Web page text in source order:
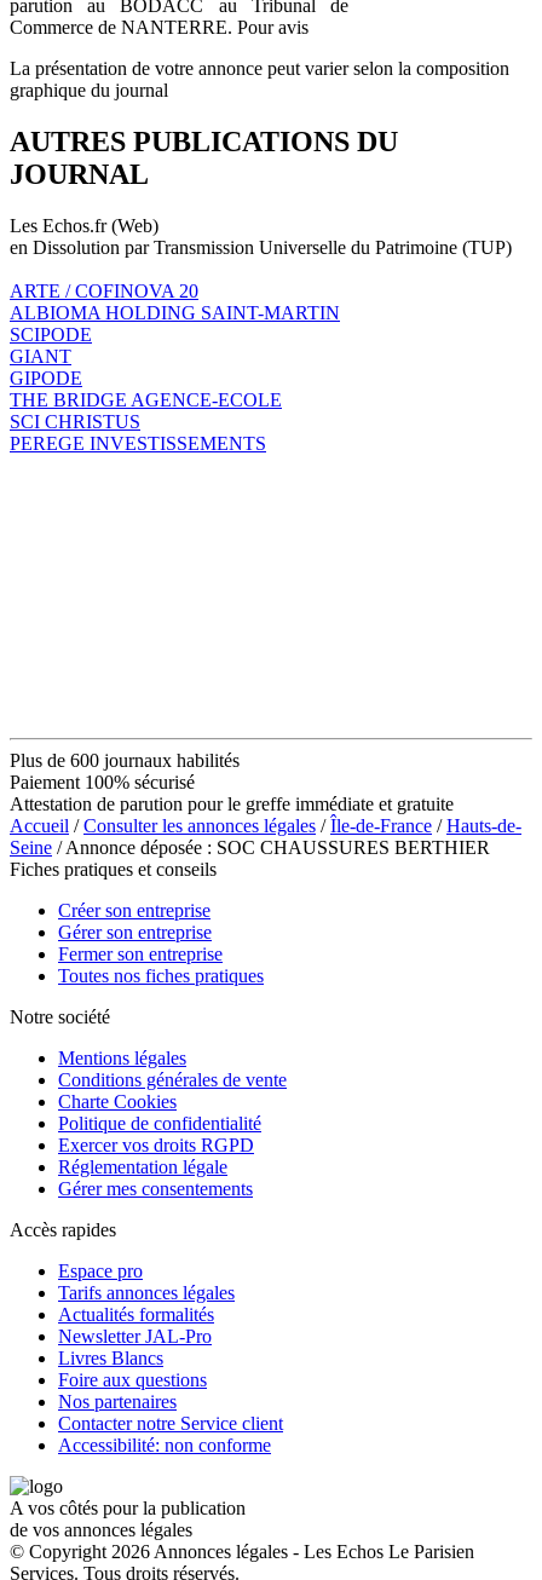
parution au BODACC au Tribunal de
Commerce de NANTERRE. Pour avis
La présentation de votre annonce peut varier selon la composition
graphique du journal
AUTRES PUBLICATIONS DU
JOURNAL
Les Echos.fr (Web)
en Dissolution par Transmission Universelle du Patrimoine (TUP)
ARTE / COFINOVA 20
ALBIOMA HOLDING SAINT-MARTIN
SCIPODE
GIANT
GIPODE
THE BRIDGE AGENCE-ECOLE
SCI CHRISTUS
PEREGE INVESTISSEMENTS
Plus de 600 journaux habilités
Paiement 100% sécurisé
Attestation de parution pour le greffe immédiate et gratuite
Accueil /Consulter les annonces légales /Île-de-France /Hauts-de-
Seine / Annonce déposée : SOC CHAUSSURES BERTHIER
Fiches pratiques et conseils
Créer son entreprise
Gérer son entreprise
Fermer son entreprise
Toutes nos fiches pratiques
Notre société
Mentions légales
Conditions générales de vente
Charte Cookies
Politique de confidentialité
Exercer vos droits RGPD
Réglementation légale
Gérer mes consentements
Accès rapides
Espace pro
Tarifs annonces légales
Actualités formalités
Newsletter JAL-Pro
Livres Blancs
Foire aux questions
Nos partenaires
Contacter notre Service client
Accessibilité: non conforme
A vos côtés pour la publication
de vos annonces légales
© Copyright 2026 Annonces légales - Les Echos Le Parisien
Services. Tous droits réservés.